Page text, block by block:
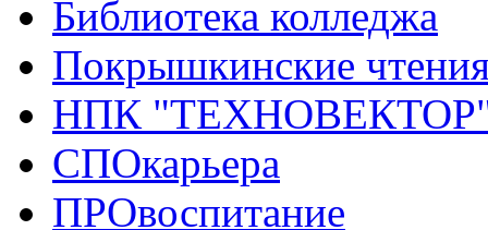
Библиотека колледжа
Покрышкинские
НПК
СПОкарьера
ПРОвоспитание